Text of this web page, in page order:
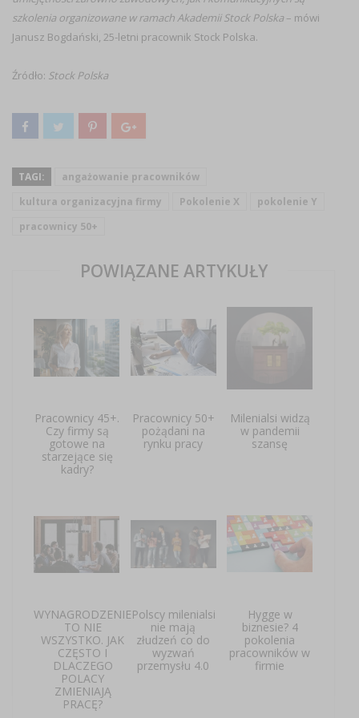
szkolenia organizowane w ramach Akademii Stock Polska – mówi
Janusz Bogdański, 25-letni pracownik Stock Polska.
Źródło: Stock Polska
TAGI:
angażowanie pracowników
kultura organizacyjna firmy
Pokolenie X
pokolenie Y
pracownicy 50+
POWIĄZANE ARTYKUŁY
Pracownicy 45+.
Czy firmy są
gotowe na
starzejące się
kadry?
Pracownicy 50+
pożądani na
rynku pracy
Milenialsi widzą
w pandemii
szansę
WYNAGRODZENIE
TO NIE
WSZYSTKO. JAK
CZĘSTO I
DLACZEGO
POLACY
ZMIENIAJĄ
PRACĘ?
Polscy milenialsi
nie mają
złudzeń co do
wyzwań
przemysłu 4.0
Hygge w
biznesie? 4
pokolenia
pracowników w
firmie